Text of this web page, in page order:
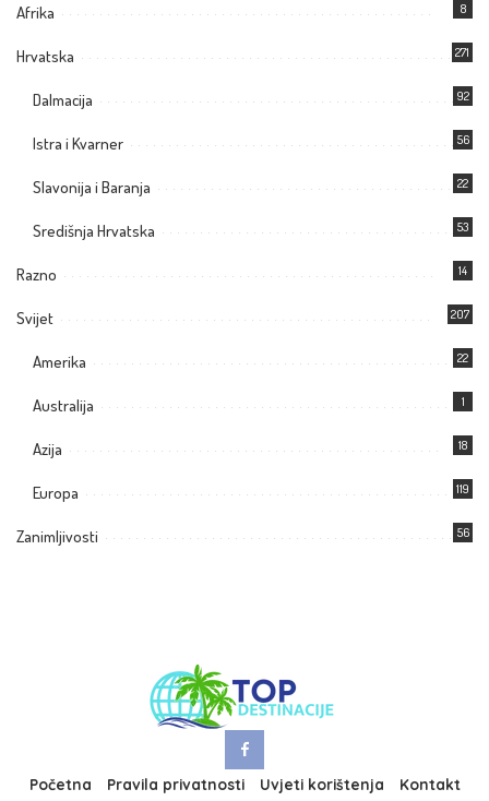
Afrika 8
Hrvatska 271
Dalmacija 92
Istra i Kvarner 56
Slavonija i Baranja 22
Središnja Hrvatska 53
Razno 14
Svijet 207
Amerika 22
Australija 1
Azija 18
Europa 119
Zanimljivosti 56
Početna Pravila privatnosti Uvjeti korištenja Kontakt